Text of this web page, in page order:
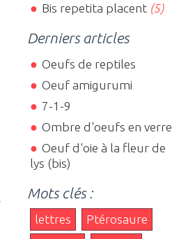
Bis repetita placent(5)
Derniers articles
Oeufs de reptiles
Oeuf amigurumi
7-1-9
Ombre d'oeufs en verre
Oeuf d'oie à la fleur de
lys (bis)
Mots clés :
lettres
Ptérosaure